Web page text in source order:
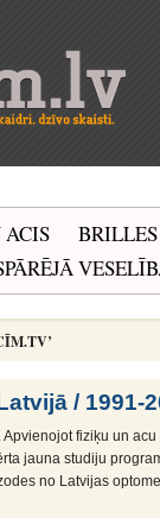
ACIS BRILLES
/ 1991-
fiziķu un acu
jauna studiju
no Latvijas